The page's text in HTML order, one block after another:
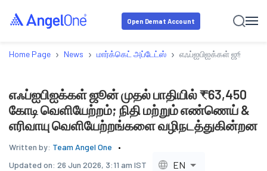
Open Demat Account
Home Page › News › மார்க்கெட் அப்டேட்ஸ் › எஃப்ஐபிஐக்கள் ஜூன்
எஃப்ஐபிஐக்கள் ஜூன் முதல் பாதியில் ₹63,450
கோடி வெளியேற்றம்; நிதி மற்றும் எண்ணெய் &
எரிவாயு வெளியேற்றங்களை வழிநடத்துகின்றன
Written by: Team Angel One
Updated on: 26 Jun 2026, 3:11 am IST EN